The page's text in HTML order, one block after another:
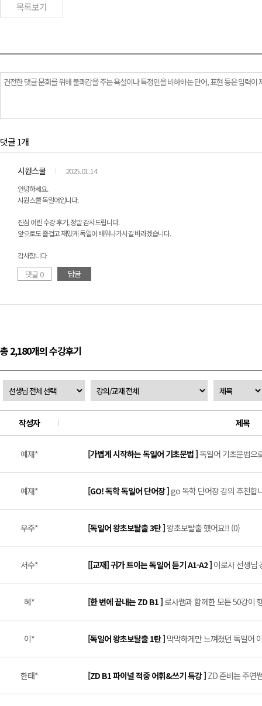
목록보기
댓글 1개
시원스쿨 2025.01.14
안녕하세요.
시원스쿨 독일어입니다.
진심 어린 수강 후기, 정말 감사드립니다.
앞으로도 즐겁고 재밌게 독일어 배워나가시길 바라겠습니다.
감사합니다
댓글 0 답글
총 2,180개의 수강후기
작성자 제목
예재* [가볍게 시작하는 독일어 기초문법 ]독일어 기초문법으
예재* [GO! 독학 독일어 단어장 ]go 독학 단어장 강의 추천합
우주* [독일어 왕초보탈출 3탄 ]왕초보탈출 했어요!! (0)
서수* [[교재] 귀가 트이는 독일어 듣기 A1-A2 ] 이로사 선생님
혜* [한 번에 끝내는 ZD B1 ]로사쌤과 함께한 모든 50강이
이* [독일어 왕초보탈출 1탄 ] 막막하게만 느껴졌던 독일어
한태* [ZD B1 파이널 적중 어휘&쓰기 특강 ] ZD 준비는 주연